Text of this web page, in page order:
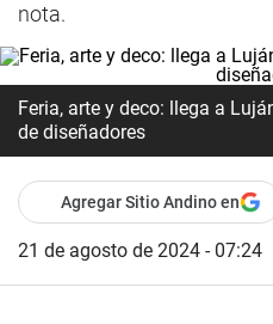
nota.
Feria, arte y deco: llega a
de diseñadores
Agregar Sitio Andino en
21 de agosto de 2024 - 07:24